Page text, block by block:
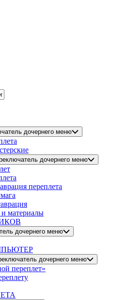
дочернего меню
дочернего меню
переплета
материалы
дочернего меню
дочернего меню
переплет»